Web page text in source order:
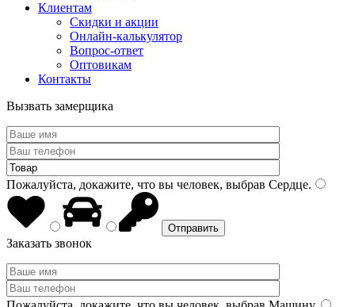
Клиентам
Скидки и акции
Онлайн-калькулятор
Вопрос-ответ
Оптовикам
Контакты
Вызвать замерщика
Пожалуйста, докажите, что вы человек, выбрав Сердце.
Заказать звонок